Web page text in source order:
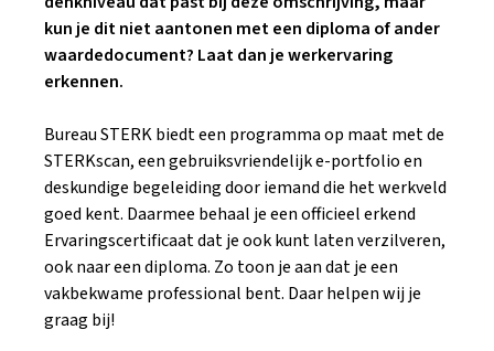
kun je dit niet aantonen met een diploma of ander
waardedocument? Laat dan je werkervaring
erkennen.
Bureau STERK biedt een programma op maat met de
STERKscan, een gebruiksvriendelijk e-portfolio en
deskundige begeleiding door iemand die het werkveld
goed kent. Daarmee behaal je een officieel erkend
Ervaringscertificaat dat je ook kunt laten verzilveren,
ook naar een diploma. Zo toon je aan dat je een
vakbekwame professional bent. Daar helpen wij je
graag bij!